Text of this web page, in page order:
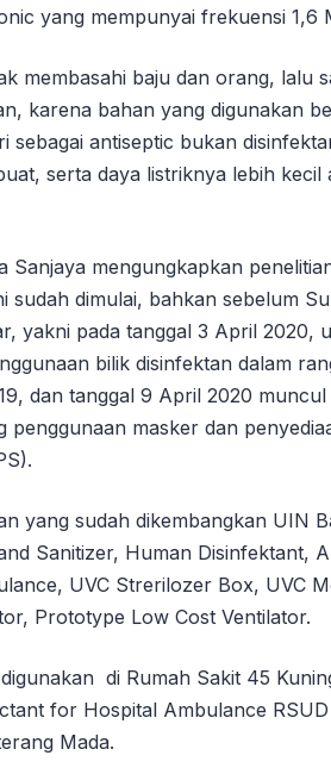
yang mempunyai frekuensi 1,6
membasahi baju dan orang, lalu
karena bahan yang digunakan
sebagai antiseptic bukan
serta daya listriknya lebih kecil
Sanjaya mengungkapkan
sudah dimulai, bahkan sebelum
yakni pada tanggal 3 April 2020,
bilik disinfektan dalam
dan tanggal 9 April 2020
penggunaan masker dan
yang sudah dikembangkan UIN
Sanitizer, Human Disinfektant,
UVC Strerilozer Box, UVC
Prototype Low Cost Ventilator.
di Rumah Sakit 45
for Hospital Ambulance
Mada.